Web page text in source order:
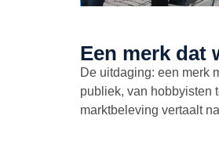
Een merk dat
De uitdaging: een merk
publiek, van hobbyisten
marktbeleving vertaalt